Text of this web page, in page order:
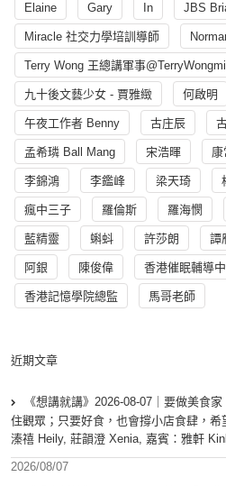
Elaine Gary In JBS
Miracle 社交力學培訓導師
Terry Wong 王總講軍事
九十後文藝少女 - 賈雅緻 何啟明
午夜工作者 Benny 古庄辰
孟希璘 Ball Mang 宋浩暉 康
李錦鴻 李鑑峰 梁天琦
瘋中三子 羅倫斯 羅海憫
藍精靈 蝌蚪 許莎朗 譚
阿銀 陳俊偉 香港催眠輔導
香港記憶學院總監 馬哥老師
近期文章
《想講就講》2026-08-07｜要做美食
住觀眾；只要好食，也會撐小店食肆，
溱禧 Heily, 莊韻澄 Xenia, 嘉賓：雅軒
2026/08/07